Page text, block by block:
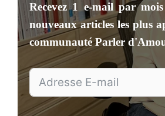
Recevez1 e-mail par mois
nouveaux articles les plus
communautéParler